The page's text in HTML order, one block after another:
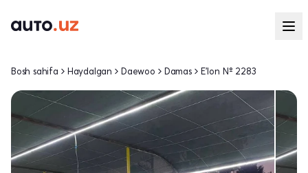
Bosh sahifa Haydalgan Daewoo Damas E'lon № 2283